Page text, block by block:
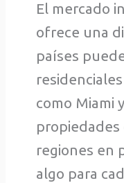
El mercado
ofrece una
países
como Miami
propiedades
regiones en
algo para